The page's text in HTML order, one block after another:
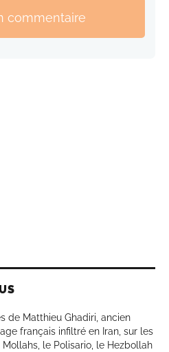
commentaire
de Matthieu Ghadiri, ancien
français infiltré en Iran, sur les
le Polisario, le Hezbollah